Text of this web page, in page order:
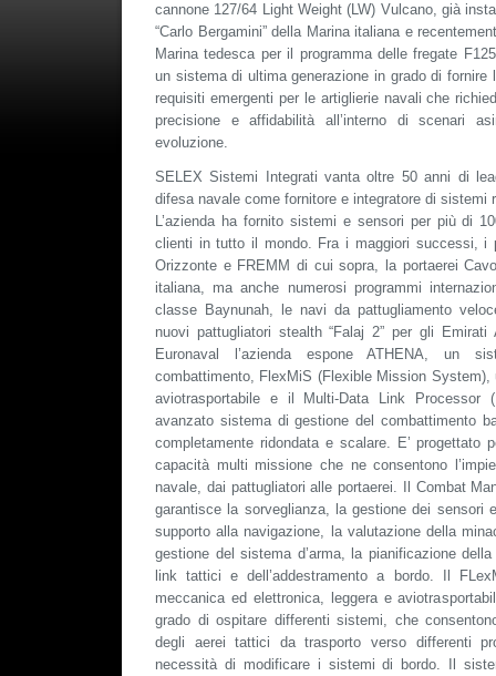
cannone 127/64 Light Weight (LW) Vulcano, già
“Carlo Bergamini” della Marina italiana e
Marina tedesca per il programma delle fregate
un sistema di ultima generazione in grado di
requisiti emergenti per le artiglierie navali che
precisione e affidabilità all’interno di scenari
evoluzione.
SELEX Sistemi Integrati vanta oltre 50 anni di
difesa navale come fornitore e integratore di sistemi
L’azienda ha fornito sistemi e sensori per più di
clienti in tutto il mondo. Fra i maggiori successi, i
Orizzonte e FREMM di cui sopra, la portaerei
italiana, ma anche numerosi programmi
classe Baynunah, le navi da pattugliamento
nuovi pattugliatori stealth “Falaj 2” per gli
Euronaval l’azienda espone ATHENA, un
combattimento, FlexMiS (Flexible Mission System),
aviotrasportabile e il Multi-Data Link Processor
avanzato sistema di gestione del combattimento
completamente ridondata e scalare. E’ progettato
capacità multi missione che ne consentono
navale, dai pattugliatori alle portaerei. Il Combat
garantisce la sorveglianza, la gestione dei sensori
supporto alla navigazione, la valutazione della
gestione del sistema d’arma, la pianificazione
link tattici e dell’addestramento a bordo. Il
meccanica ed elettronica, leggera e
grado di ospitare differenti sistemi, che
degli aerei tattici da trasporto verso differenti
necessità di modificare i sistemi di bordo. Il